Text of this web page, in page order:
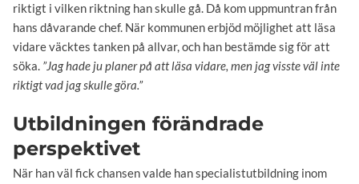
riktigt i vilken riktning han skulle gå. Då kom uppmuntran från
hans dåvarande chef. När kommunen erbjöd möjlighet att läsa
vidare väcktes tanken på allvar, och han bestämde sig för att
söka. ”Jag hade ju planer på att läsa vidare, men jag visste väl inte
riktigt vad jag skulle göra.”
Utbildningen förändrade
perspektivet
När han väl fick chansen valde han specialistutbildning inom